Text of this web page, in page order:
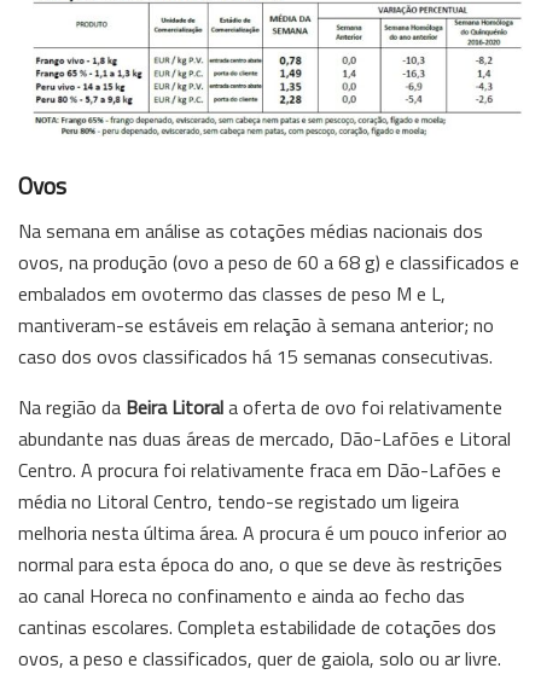
Ovos
Na semana em análise as cotações médias nacionais dos
ovos, na produção (ovo a peso de 60 a 68 g) e classificados e
embalados em ovotermo das classes de peso M e L,
mantiveram-se estáveis em relação à semana anterior; no
caso dos ovos classificados há 15 semanas consecutivas.
Na região da Beira Litorala oferta de ovo foi relativamente
abundante nas duas áreas de mercado, Dão-Lafões e Litoral
Centro. A procura foi relativamente fraca em Dão-Lafões e
média no Litoral Centro, tendo-se registado um ligeira
melhoria nesta última área. A procura é um pouco inferior ao
normal para esta época do ano, o que se deve às restrições
ao canal Horeca no confinamento e ainda ao fecho das
cantinas escolares. Completa estabilidade de cotações dos
ovos, a peso e classificados, quer de gaiola, solo ou ar livre.